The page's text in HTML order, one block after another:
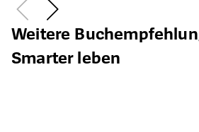
Weitere
Smarter leben